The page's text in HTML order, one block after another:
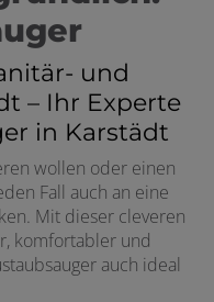
und
– Ihr Experte
in Karstädt
wollen oder einen
Fall auch an eine
Mit dieser cleveren
komfortabler und
auch ideal